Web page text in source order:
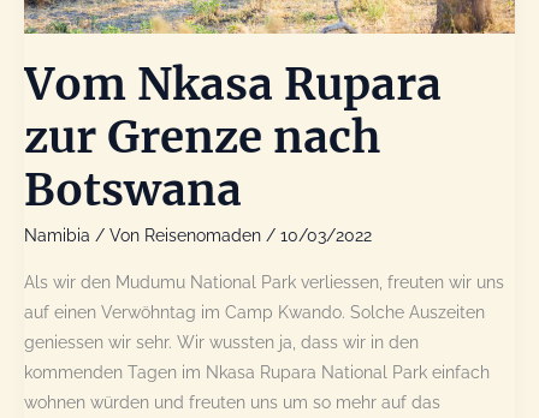
Vom Nkasa Rupara
zur Grenze nach
Botswana
Namibia / Von Reisenomaden / 10/03/2022
Als wir den Mudumu National Park verliessen, freuten wir uns
auf einen Verwöhntag im Camp Kwando. Solche Auszeiten
geniessen wir sehr. Wir wussten ja, dass wir in den
kommenden Tagen im Nkasa Rupara National Park einfach
wohnen würden und freuten uns um so mehr auf das